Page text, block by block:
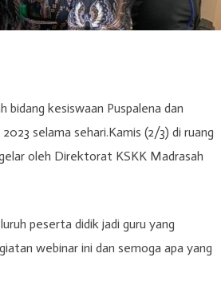
bidang kesiswaan Puspalena dan
selama sehari.Kamis (2/3) di ruang
oleh Direktorat KSKK Madrasah
peserta didik jadi guru yang
webinar ini dan semoga apa yang